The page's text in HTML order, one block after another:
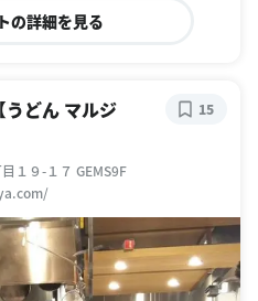
の詳細を見る
どん マルジ
１９-１７ GEMS9F
15